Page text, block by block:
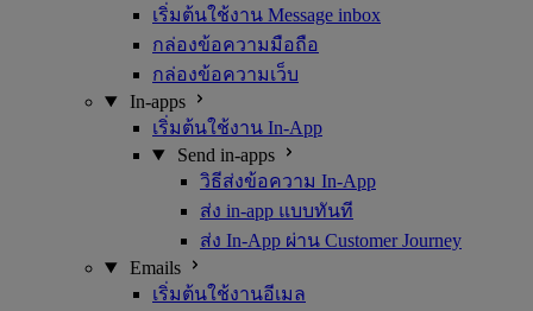
เริ่มต้นใช้งาน Message inbox
กล่องข้อความมือถือ
กล่องข้อความเว็บ
In-apps
เริ่มต้นใช้งาน In-App
Send in-apps
วิธีส่งข้อความ In-App
ส่ง in-app แบบทันที
ส่ง In-App ผ่าน Customer Journey
Emails
เริ่มต้นใช้งานอีเมล